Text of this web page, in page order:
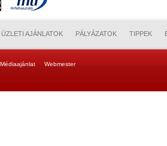
ÜZLETI AJÁNLATOK PÁLYÁZATOK TIPPEK
Médiaajánlat Webmester